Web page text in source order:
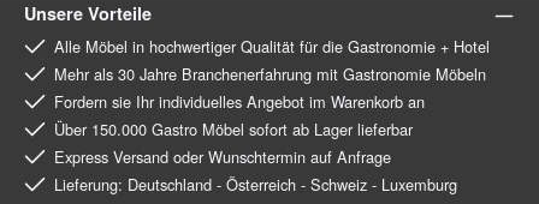
Unsere Vorteile
Alle Möbel in hochwertiger Qualität für die Gastronomie + Hotel
Mehr als 30 Jahre Branchenerfahrung mit Gastronomie Möbeln
Fordern sie Ihr individuelles Angebot im Warenkorb an
Über 150.000 Gastro Möbel sofort ab Lager lieferbar
Express Versand oder Wunschtermin auf Anfrage
Lieferung: Deutschland - Österreich - Schweiz - Luxemburg